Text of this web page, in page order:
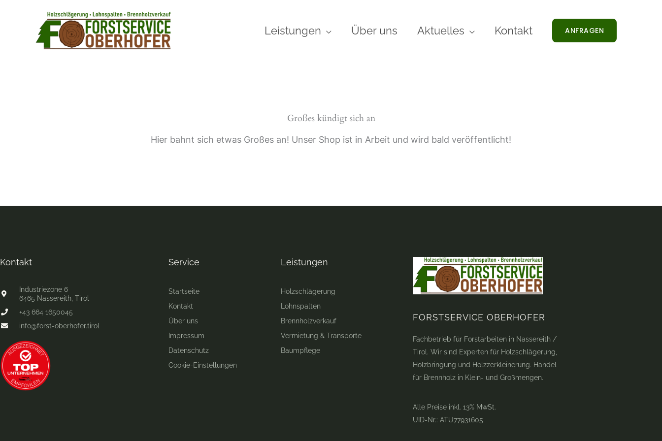
springen
Leistungen Über uns Aktuelles Kontakt ANFRAGEN
Großes kündigt sich an
Hier bahnt sich etwas Großes an! Unser Shop ist in Arbeit und wird bald veröffentlicht!
Kontakt
Industriezone 6
6465 Nassereith, Tirol
+43 664 1650045
info@forst-oberhofer.tirol
Service
Startseite
Kontakt
Über uns
Impressum
Datenschutz
Cookie-Einstellungen
Leistungen
Holzschlägerung
Lohnspalten
Brennholzverkauf
Vermietung & Transporte
Baumpflege
FORSTSERVICE OBERHOFER
Fachbetrieb für Forstarbeiten in Nassereith /
Tirol. Wir sind Experten für Holzschlägerung,
Holzbringung und Holzzerkleinerung. Handel
für Brennholz in Klein- und Großmengen.
Alle Preise inkl. 13% MwSt.
UID-Nr.: ATU77931605